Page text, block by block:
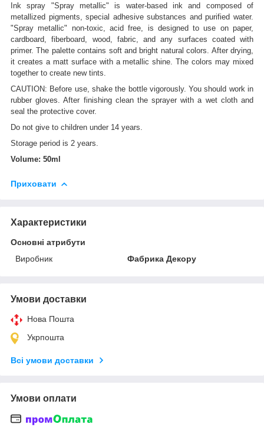
Ink spray "Spray metallic" is water-based ink and composed of
metallized pigments, special adhesive substances and purified water.
"Spray metallic" non-toxic, acid free, is designed to use on paper,
cardboard, fiberboard, wood, fabric, and any surfaces coated with
primer. The palette contains soft and bright natural colors. After drying,
it creates a matt surface with a metallic shine. The colorsmay mixed
together to create new tints.
CAUTION: Before use, shake the bottle vigorously. You should work in
rubber gloves. After finishing clean the sprayer with a wet cloth and
seal the protective cover.
Do not give to children under 14 years.
Storage period is 2 years.
Volume: 50ml
Приховати
Характеристики
Основні атрибути
Виробник
Фабрика Декору
Умови доставки
Нова Пошта
Укрпошта
Всі умови доставки
Умови оплати